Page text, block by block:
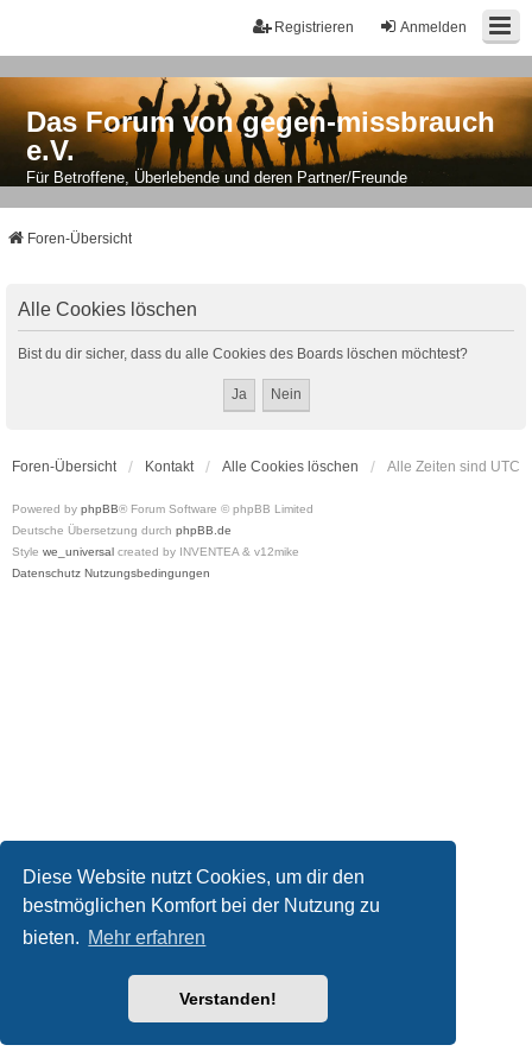
Diese Website nutzt Cookies, um dir den
bestmöglichen Komfort bei der Nutzung zu
bieten. Mehr erfahren
Verstanden!
Anmelden
Registrieren
Das Forum von gegen-missbrauch
e.V.
Für Betroffene, Überlebende und deren Partner/Freunde
Foren-Übersicht
Alle Cookies löschen
Bist du dir sicher, dass du alle Cookies des Boards löschen möchtest?
Foren-Übersicht Kontakt Alle Cookies löschen Alle Zeiten sind UTC
Powered by phpBB® Forum Software © phpBB Limited
Deutsche Übersetzung durch phpBB.de
Style we_universal created by INVENTEA & v12mike
Datenschutz Nutzungsbedingungen